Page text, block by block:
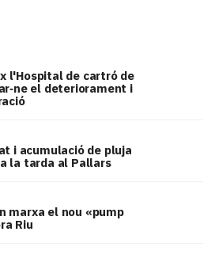
l'Hospital de cartró de
el deteriorament i
i acumulació de pluja
la tarda al Pallars
marxa el nou «pump
Riu